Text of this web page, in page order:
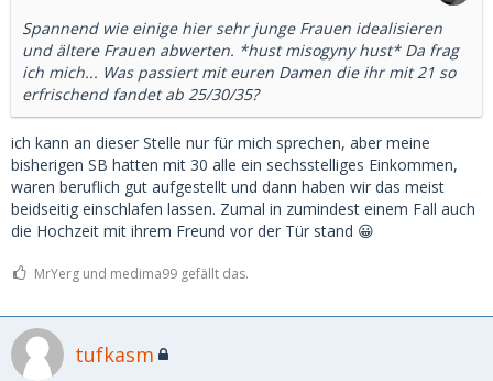
Spannend wie einige hier sehr junge Frauen idealisieren
und ältere Frauen abwerten. *hust misogyny hust* Da frag
ich mich... Was passiert mit euren Damen die ihr mit 21 so
erfrischend fandet ab 25/30/35?
ich kann an dieser Stelle nur für mich sprechen, aber meine
bisherigen SB hatten mit 30 alle ein sechsstelliges Einkommen,
waren beruflich gut aufgestellt und dann haben wir das meist
beidseitig einschlafen lassen. Zumal in zumindest einem Fall auch
die Hochzeit mit ihrem Freund vor der Tür stand 😀
MrYerg und medima99 gefällt das.
tufkasm